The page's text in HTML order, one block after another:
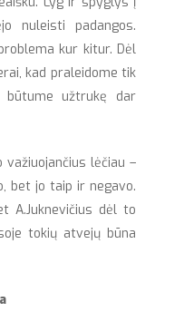
nuleisti padangos.
kur kitur. Dėl
kad praleidome tik
būtume užtrukę dar
lėčiau –
bet jo taip ir negavo.
A.Juknevičius dėl to
tokių atvejų būna